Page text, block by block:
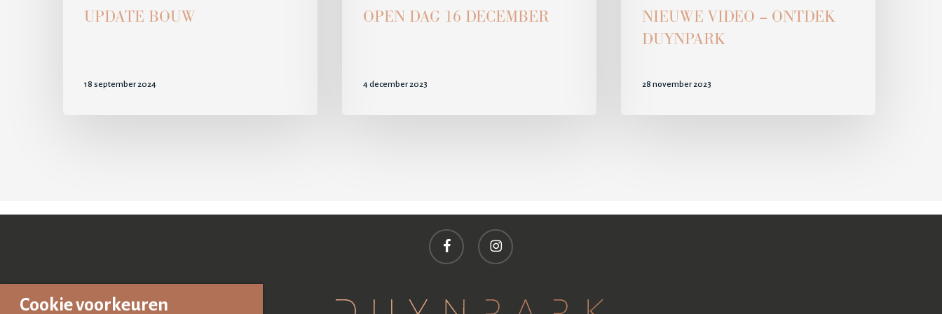
UPDATE BOUW
18 september 2024
OPEN DAG 16 DECEMBER
4 december 2023
NIEUWE VIDEO – ONTDEK
DUYNPARK
28 november 2023
facebook instagram
Cookie voorkeuren